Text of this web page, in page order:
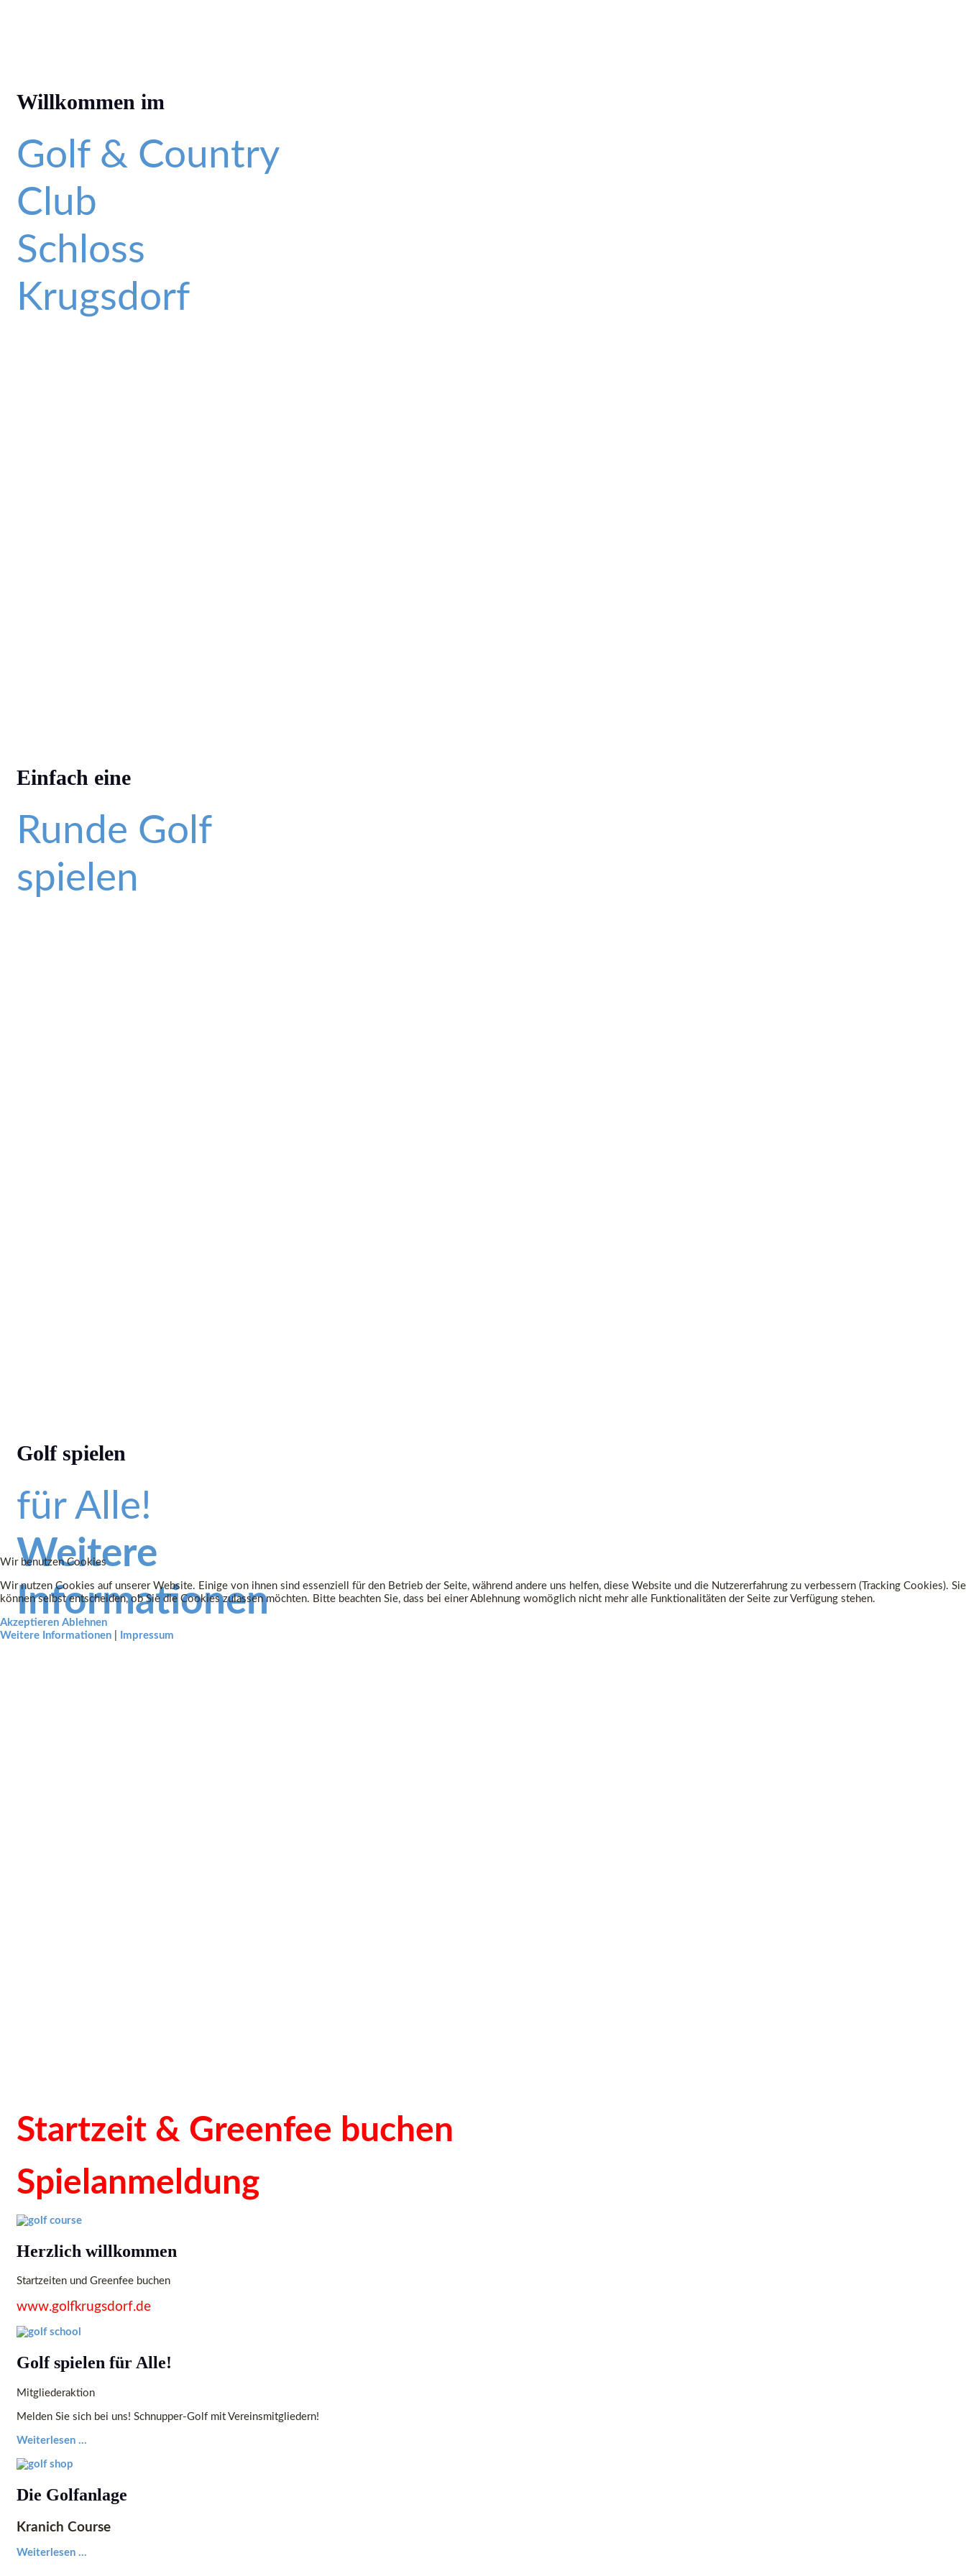
Willkommen im
Golf & Country
Club
Schloss
Krugsdorf
Einfach eine
Runde Golf
spielen
Golf spielen
für Alle!
Weitere
Informationen
Startzeit & Greenfee buchen
Spielanmeldung
Herzlich willkommen
Startzeiten und Greenfee buchen
www.golfkrugsdorf.de
Golf spielen für Alle!
Mitgliederaktion
Melden Sie sich bei uns! Schnupper-Golf mit Vereinsmitgliedern!
Weiterlesen ...
Die Golfanlage
Kranich Course
Weiterlesen ...
Wir benutzen Cookies
Wir nutzen Cookies auf unserer Website. Einige von ihnen sind essenziell für den Betrieb der Seite, während andere uns helfen, diese Website und die Nutzererfahrung zu verbessern (Tracking Cookies). Sie
können selbst entscheiden, ob Sie die Cookies zulassen möchten. Bitte beachten Sie, dass bei einer Ablehnung womöglich nicht mehr alle Funktionalitäten der Seite zur Verfügung stehen.
Akzeptieren Ablehnen
Weitere Informationen
Impressum